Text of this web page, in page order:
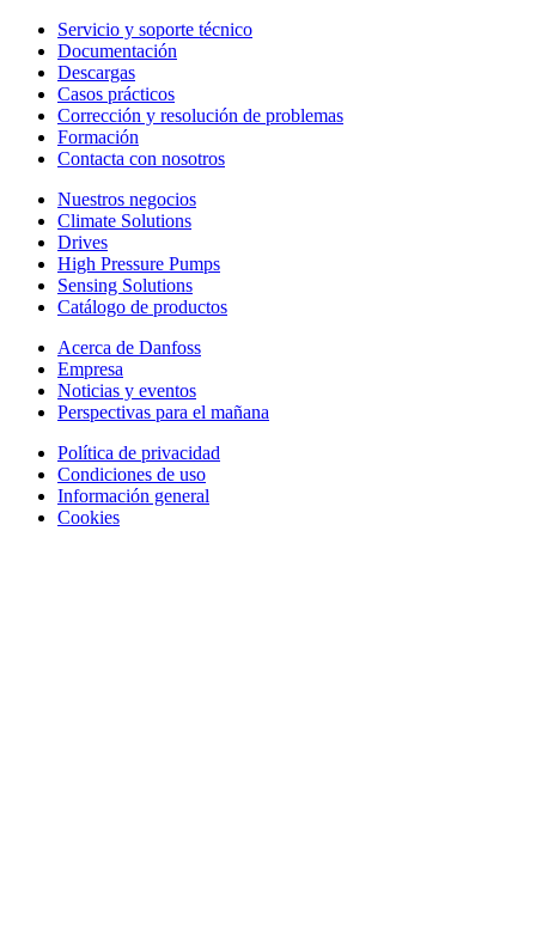
Servicio y soporte técnico
Documentación
Descargas
Casos prácticos
Corrección y resolución de problemas
Formación
Contacta con nosotros
Nuestros negocios
Climate Solutions
Drives
High Pressure Pumps
Sensing Solutions
Catálogo de productos
Acerca de Danfoss
Empresa
Noticias y eventos
Perspectivas para el mañana
Política de privacidad
Condiciones de uso
Información general
Cookies